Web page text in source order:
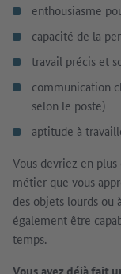
enthousiasme
capacité de la
travail précis et
communication
selon le poste)
aptitude à
Vous devriez en
métier que vous
des objets lourds ou
également être
temps.
Vous avez déjà fait